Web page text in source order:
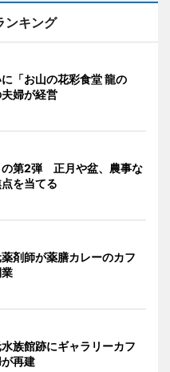
ンキング
「お山の花彩食堂 龍の
婦が経営
の第2弾 正月や盆、農事な
を当てる
剤師が薬膳カレーのカフ
族館跡にギャラリーカフ
再建